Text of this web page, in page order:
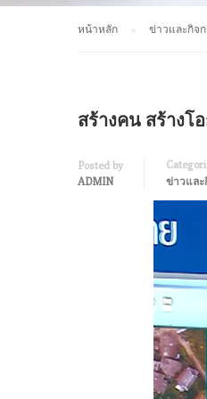
หน้าหลัก ข่าวและกิจก
สร้างคน สร้างโ
Posted by
ADMIN
ข่าวและ